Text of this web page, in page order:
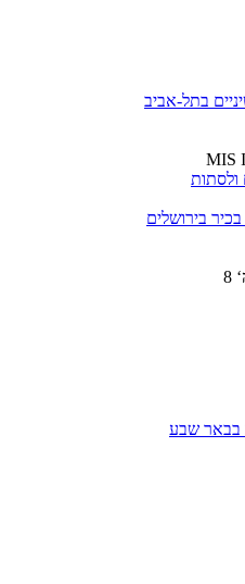
בתל-אביב
MIS
ולסתות
בירושלים
בבאר שבע